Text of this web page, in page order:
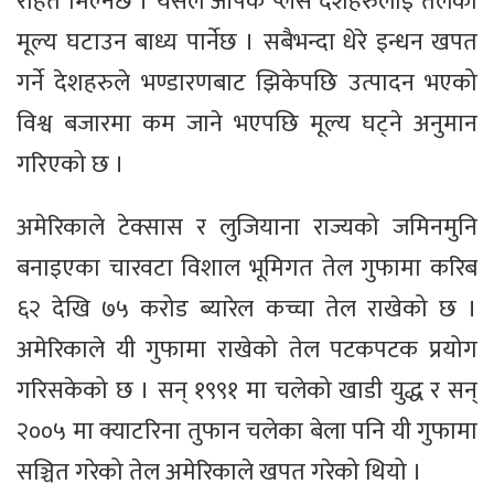
मूल्य घटाउन बाध्य पार्नेछ । सबैभन्दा धेरे इन्धन खपत
गर्ने देशहरुले भण्डारणबाट झिकेपछि उत्पादन भएको
विश्व बजारमा कम जाने भएपछि मूल्य घट्ने अनुमान
गरिएको छ ।
अमेरिकाले टेक्सास र लुजियाना राज्यको जमिनमुनि
बनाइएका चारवटा विशाल भूमिगत तेल गुफामा करिब
६२ देखि ७५ करोड ब्यारेल कच्चा तेल राखेको छ ।
अमेरिकाले यी गुफामा राखेको तेल पटकपटक प्रयोग
गरिसकेको छ । सन् १९९१ मा चलेको खाडी युद्ध र सन्
२००५ मा क्याटरिना तुफान चलेका बेला पनि यी गुफामा
सञ्चित गरेको तेल अमेरिकाले खपत गरेको थियो ।